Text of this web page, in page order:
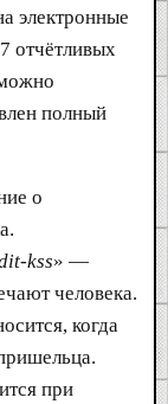
электронные
отчётливых
полный
о
kss» —
человека.
когда
при